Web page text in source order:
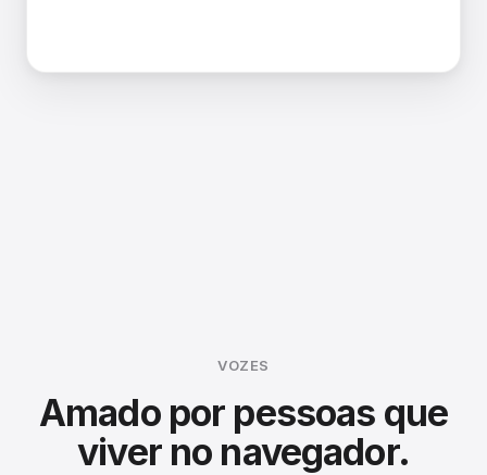
VOZES
Amado por pessoas que
viver no navegador.